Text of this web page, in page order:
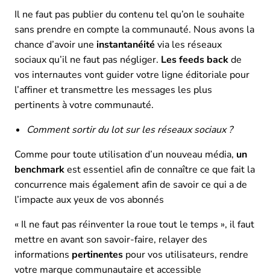
Il ne faut pas publier du contenu tel qu’on le souhaite
sans prendre en compte la communauté. Nous avons la
chance d’avoir une instantanéité via les réseaux
sociaux qu’il ne faut pas négliger. Les feeds backde
vos internautes vont guider votre ligne éditoriale pour
l’affiner et transmettre les messages les plus
pertinents à votre communauté.
Comment sortir du lot sur les réseaux sociaux ?
Comme pour toute utilisation d’un nouveau média, un
benchmarkest essentiel afin de connaître ce que fait la
concurrence mais également afin de savoir ce qui a de
l’impacte aux yeux de vos abonnés
« Il ne faut pas réinventer la roue tout le temps », il faut
mettre en avant son savoir-faire, relayer des
informations pertinentes pour vos utilisateurs, rendre
votre marque communautaire et accessible